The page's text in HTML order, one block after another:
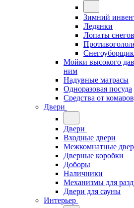
Зимний
Ледянки
Лопаты
Мойки высокого
ним
Надувные матрасы
Одноразовая посуда
Средства от
Двери
Двери
Входные двери
Межкомнатные
Дверные коробки
Доборы
Наличники
Механизмы для
Двери для сауны
Интерьер